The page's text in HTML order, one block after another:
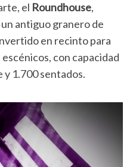
el Roundhouse,
antiguo granero de
en recinto para
con capacidad
y 1.700 sentados.